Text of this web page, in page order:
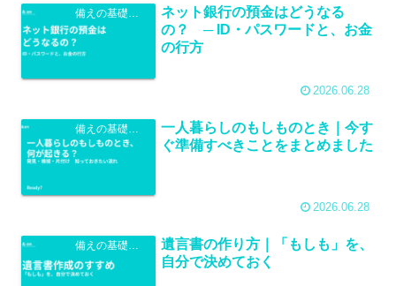
備えの基礎知識
ネット銀行の預金はどうなる
の？ ─ ID・パスワードと、お金
の行方
2026.06.28
備えの基礎知識
一人暮らしのもしものとき｜今す
ぐ準備すべきことをまとめました
2026.06.28
備えの基礎知識
遺言書の作り方｜「もしも」を、
自分で決めておく